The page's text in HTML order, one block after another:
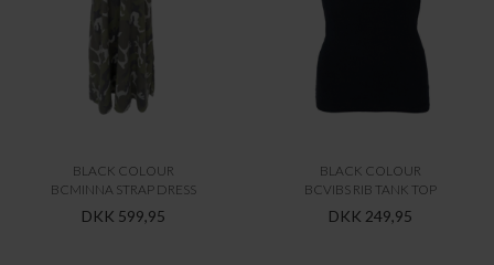
BLACK COLOUR
BCMINNA STRAP DRESS
DKK 599,95
BLACK COLOUR
BCVIBS RIB TANK TOP
DKK 249,95